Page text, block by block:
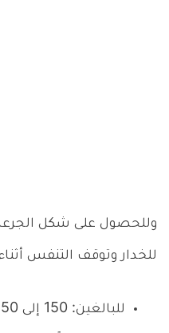
وللحصول على شكل
للخدار وتوقف التنفس